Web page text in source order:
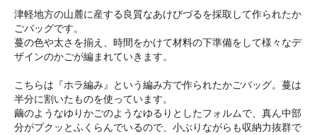
津軽地方の山麓に産する良質なあけびづるを採取して作られたか
ごバッグです。
蔓の色や太さを揃え、時間をかけて材料の下準備をして様々なデ
ザインのかごが編まれていきます。
こちらは『ホラ編み』という編み方で作られたかごバッグ。蔓は
半分に割いたものを使っています。
繭のようなゆりかごのようなゆるりとしたフォルムで、真ん中部
分がプクッとふくらんでいるので、小ぶりながらも収納力抜群で